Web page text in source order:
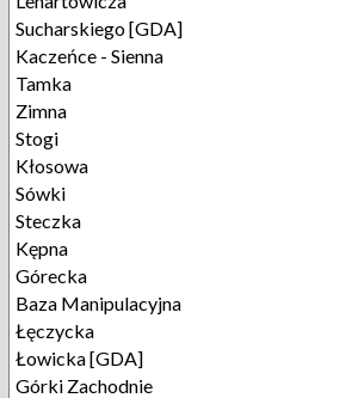
Sucharskiego [GDA]
Kaczeńce - Sienna
Tamka
Zimna
Stogi
Kłosowa
Sówki
Steczka
Kępna
Górecka
Baza Manipulacyjna
Łęczycka
Łowicka [GDA]
Górki Zachodnie